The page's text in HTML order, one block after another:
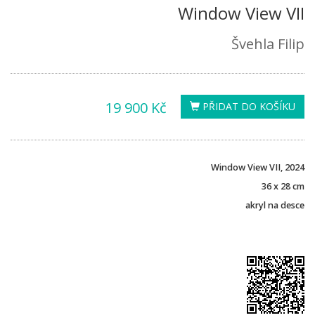
Window View VII
Švehla Filip
PŘIDAT DO KOŠÍKU
19 900 Kč
Window View VII, 2024
36 x 28 cm
akryl na desce